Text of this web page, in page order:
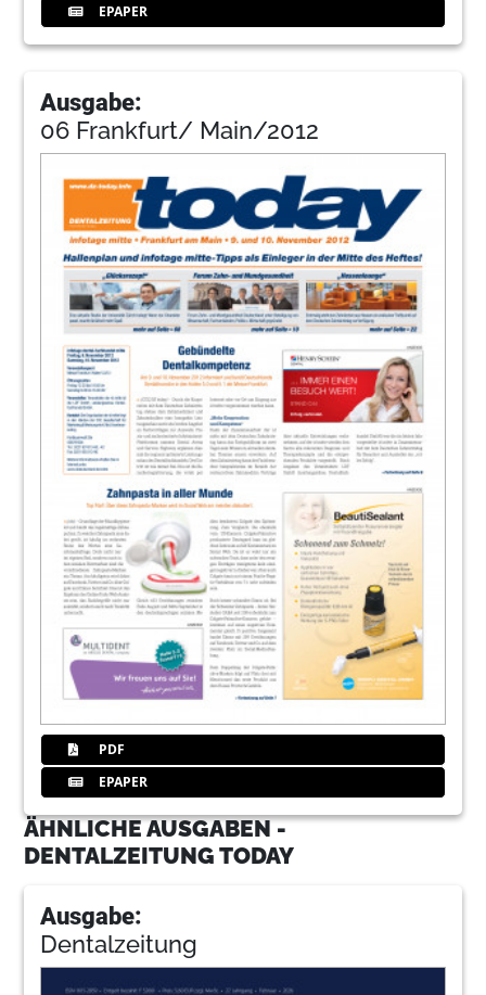
EPAPER
Ausgabe:
06 Frankfurt/ Main/2012
PDF
EPAPER
ÄHNLICHE AUSGABEN -
DENTALZEITUNG TODAY
Ausgabe:
Dentalzeitung